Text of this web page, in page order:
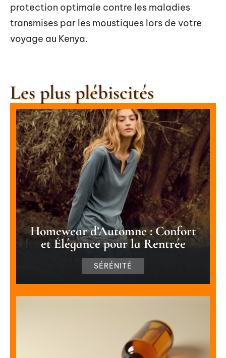
protection optimale contre les maladies
transmises par les moustiques lors de votre
voyage au Kenya.
Les plus plébiscités
Homewear d’Automne : Confort
et Élégance pour la Rentrée
SÉRÉNITÉ